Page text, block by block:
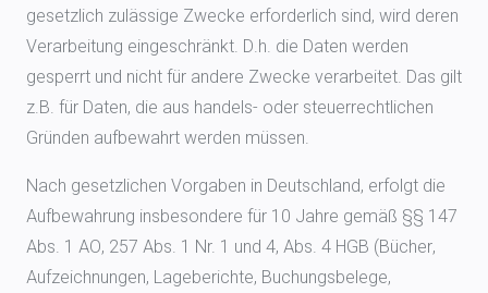
gesetzlich zulässige Zwecke erforderlich sind, wird deren
Verarbeitung eingeschränkt. D.h. die Daten werden
gesperrt und nicht für andere Zwecke verarbeitet. Das gilt
z.B. für Daten, die aus handels- oder steuerrechtlichen
Gründen aufbewahrt werden müssen.
Nach gesetzlichen Vorgaben in Deutschland, erfolgt die
Aufbewahrung insbesondere für 10 Jahre gemäß §§ 147
Abs. 1 AO, 257 Abs. 1 Nr. 1 und 4, Abs. 4 HGB (Bücher,
Aufzeichnungen, Lageberichte, Buchungsbelege,